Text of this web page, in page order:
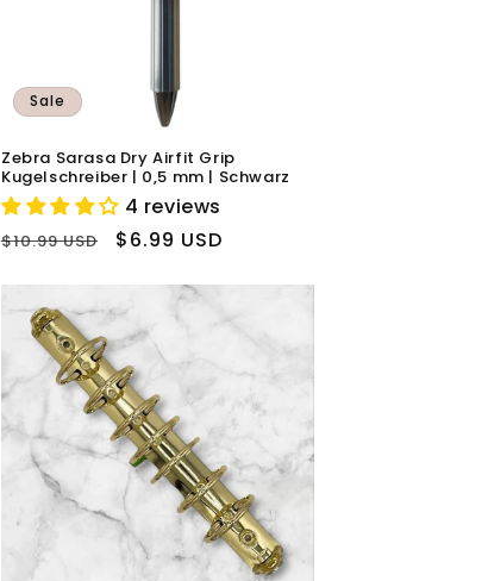
Sale
Zebra Sarasa Dry Airfit Grip
Kugelschreiber | 0,5 mm | Schwarz
4 reviews
Normaler
$10.99 USD Verkaufspreis
$6.99 USD